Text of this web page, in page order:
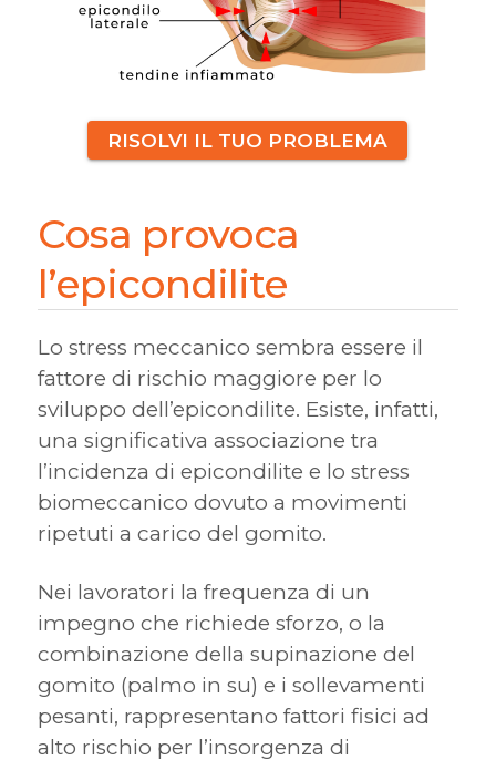
RISOLVI IL TUO PROBLEMA
Cosa provoca
l’epicondilite
Lo stress meccanico sembra essere il
fattore di rischio maggiore per lo
sviluppo dell’epicondilite. Esiste, infatti,
una significativa associazione tra
l’incidenza di epicondilite e lo stress
biomeccanico dovuto a movimenti
ripetuti a carico del gomito.
Nei lavoratori la frequenza di un
impegno che richiede sforzo, o la
combinazione della supinazione del
gomito (palmo in su) e i sollevamenti
pesanti, rappresentano fattori fisici ad
alto rischio per l’insorgenza di